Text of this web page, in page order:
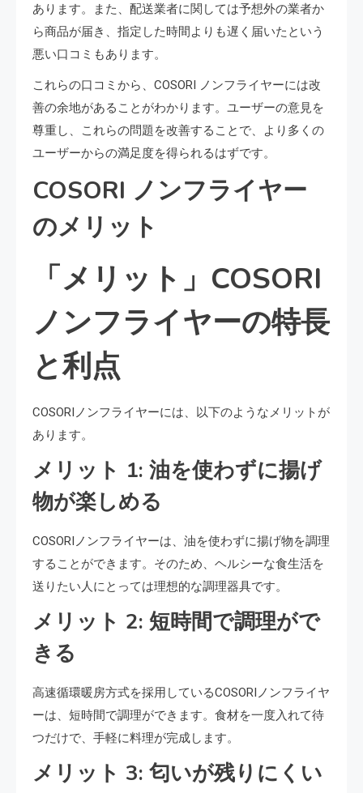
あります。また、配送業者に関しては予想外の業者か
ら商品が届き、指定した時間よりも遅く届いたという
悪い口コミもあります。
これらの口コミから、COSORI ノンフライヤーには改
善の余地があることがわかります。ユーザーの意見を
尊重し、これらの問題を改善することで、より多くの
ユーザーからの満足度を得られるはずです。
COSORI ノンフライヤー
のメリット
「メリット」COSORI
ノンフライヤーの特長
と利点
COSORIノンフライヤーには、以下のようなメリットが
あります。
メリット 1: 油を使わずに揚げ
物が楽しめる
COSORIノンフライヤーは、油を使わずに揚げ物を調理
することができます。そのため、ヘルシーな食生活を
送りたい人にとっては理想的な調理器具です。
メリット 2: 短時間で調理がで
きる
高速循環暖房方式を採用しているCOSORIノンフライヤ
ーは、短時間で調理ができます。食材を一度入れて待
つだけで、手軽に料理が完成します。
メリット 3: 匂いが残りにくい